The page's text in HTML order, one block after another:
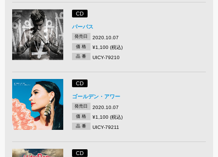
CD
パーパス
発売日 2020.10.07
価 格 ¥1,100 (税込)
品 番 UICY-79210
CD
ゴールデン・アワー
発売日 2020.10.07
価 格 ¥1,100 (税込)
品 番 UICY-79211
CD